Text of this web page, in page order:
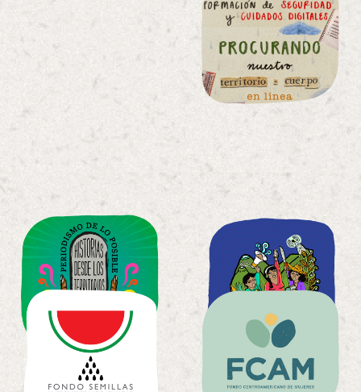
Escuelazbr>
de
comunicacion
tierra y
territorio
Escuelazbr>
de
comunicacion
tierra y
territorio
Escuelazbr>
de
comunicacion
tierra y
territorio
Escuelazbr>
comunicacion
tierra y
territorio
Escuelazbr>
de
tierra y
territorio